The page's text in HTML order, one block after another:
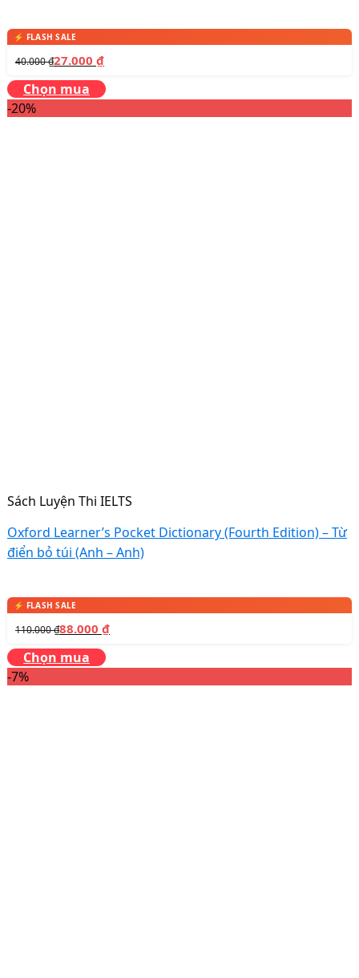
40.000₫27.000 ₫
Chọn mua
-20%
Sách Luyện Thi IELTS
Oxford Learner’s Pocket Dictionary (Fourth Edition) – Từ
điển bỏ túi (Anh – Anh)
110.000₫88.000 ₫
Chọn mua
-7%